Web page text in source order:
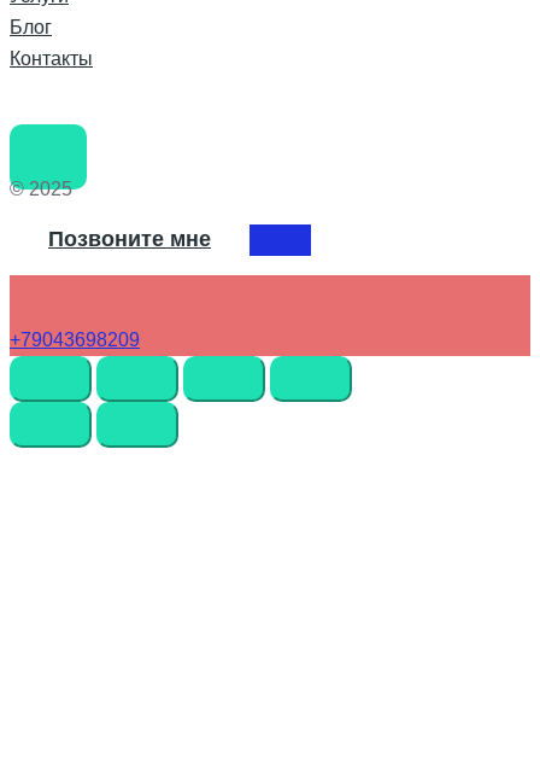
Блог
Контакты
© 2025
Позвоните мне
+79043698209